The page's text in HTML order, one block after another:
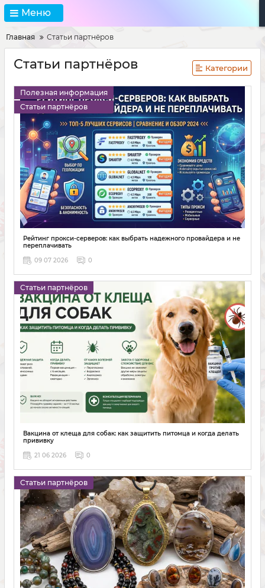
Меню
Главная Статьи партнёров
Статьи партнёров Категории
Полезная информация
Статьи партнёров
Рейтинг прокси-серверов: как выбрать надежного провайдера и не
переплачивать
09 07 2026
0
Статьи партнёров
Вакцина от клеща для собак: как защитить питомца и когда делать
прививку
21 06 2026
0
Статьи партнёров